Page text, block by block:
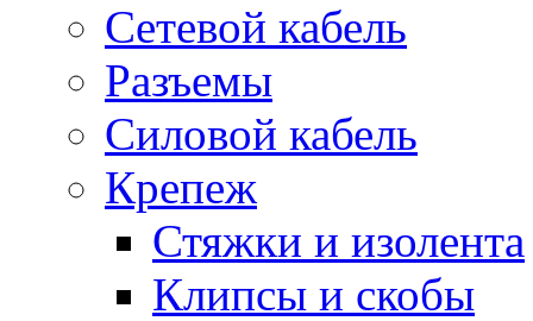
Сетевой кабель
Разъемы
Силовой кабель
Крепеж
Стяжки и изолента
Клипсы и скобы